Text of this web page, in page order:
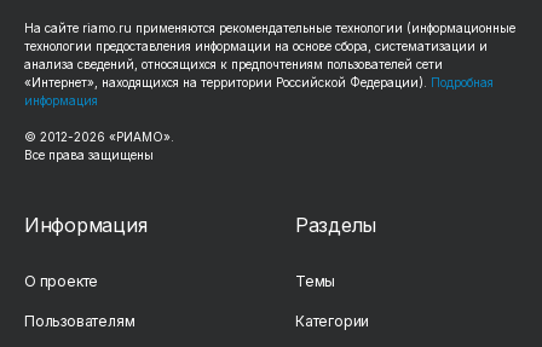
На сайте riamo.ru применяются рекомендательные технологии (информационные
технологии предоставления информации на основе сбора, систематизации и
анализа сведений, относящихся к предпочтениям пользователей сети
«Интернет», находящихся на территории Российской Федерации). Подробная
информация
© 2012-2026 «РИАМО».
Все права защищены
Информация
О проекте
Пользователям
Разделы
Темы
Категории